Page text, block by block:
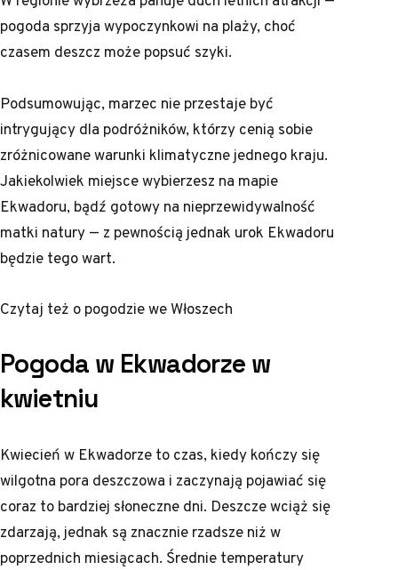
pogoda sprzyja wypoczynkowi na plaży, choć
czasem deszcz może popsuć szyki.
Podsumowując, marzec nie przestaje być
intrygujący dla podróżników, którzy cenią sobie
zróżnicowane warunki klimatyczne jednego kraju.
Jakiekolwiek miejsce wybierzesz na mapie
Ekwadoru, bądź gotowy na nieprzewidywalność
matki natury — z pewnością jednak urok Ekwadoru
będzie tego wart.
Czytaj też opogodzie we Włoszech
Pogoda w Ekwadorze w
kwietniu
Kwiecień w Ekwadorze to czas, kiedy kończy się
wilgotna pora deszczowa i zaczynają pojawiać się
coraz to bardziej słoneczne dni. Deszcze wciąż się
zdarzają, jednak są znacznie rzadsze niż w
poprzednich miesiącach. Średnie temperatury